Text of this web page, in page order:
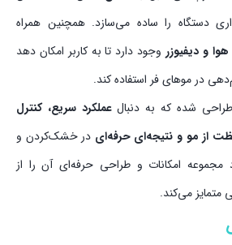
دستگاه را ساده می‌سازد. همچنین همراه
هوا و دیفیوزر وجود دارد تا به کاربر امکان دهد
در موهای فر استفاده کند.
طراحی شده که به دنبالعملکرد سریع، کنترل
از مو و نتیجه‌ای حرفه‌ای در خشک‌کردن و
امکانات و طراحی حرفه‌ای آن را از
متمایز می‌کند.